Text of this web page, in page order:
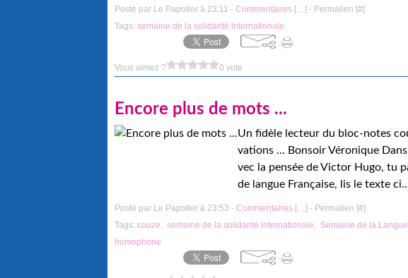
Posté par Le Papotier à 23:11 - Commentaires […] - Permalien [#]
Tags: semaine de la solidarité internationale
Vous aimez ? 0 vote
Encore plus de mots ...
Un fidèle lecteur du bloc-notes
vations ... Bonsoir Véronique
vec la pensée de Victor Hugo, tu
de langue Française, lis le texte
Posté par Le Papotier à 23:53 - Commentaires […] - Permalien [#]
Tags: couze, semaine de la solidarité internationale, Semaine de la
homophone